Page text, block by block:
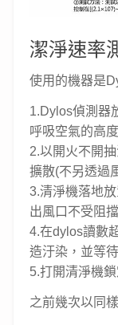
潔淨速率
使用的機器是
1.Dylos偵測器
呼吸空氣的高度
2.以開火不開
擴散(不另透過
3.清淨機落地
出風口不受阻
4.在dylos讀數
造汙染，並等
5.打開清淨機
之前幾次以同